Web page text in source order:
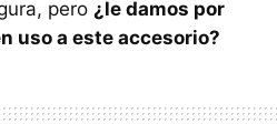
pero ¿le damos por
uso a este accesorio?